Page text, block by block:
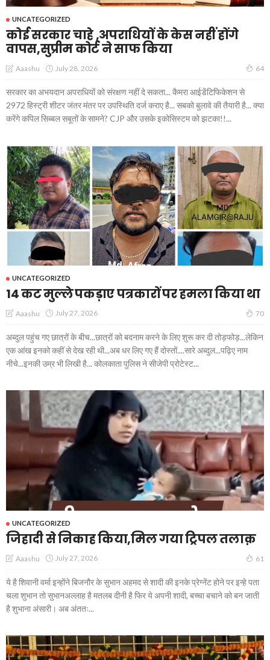
UNCATEGORIZED
कोई सरकार चाहे ,अपराधियों के केस नहीं होंगे
वापस,सुप्रीम कोर्ट ने साफ किया
Aaashu July 28, 2026 64
सरकार का अभयदान अपराधियों को संरक्षण नहीं दे सकता... कैमरा आईडेंटिफिकेशन से
2972 हिस्ट्री शीटर जंतर मंतर पर उपस्थिति दर्ज कराए है... सबको बुलावे की तैयारी है... क्या
करेंगे कपिल सिब्बल सबूतों के सामने? CJP और उसके इकोसिस्टम को झटका!!...
UNCATEGORIZED
14 कट मुल्ले पकड़ाए पत्रकारों पर हमला किया था
Aaashu July 27, 2026 70
अब्दुल पहुंच गए छात्रों के बीच...छात्रों को बदनाम करने के लिए शुरू कर दी तोड़फोड़...लेकिन
एक आंख इनको कहीं से देख रही थी...अब धर लिए गए हैं दोस्तों....सारे अब्दुल...पढ़िए नाम
नीचे...इनकी उम्र भी लिखी है... कोलकाता पुलिस ने सीजेपी प्रोटेस्ट...
UNCATEGORIZED
जिहादी से निकाह किया,मिल गया ट्रिपल तलाक़
Aaashu July 27, 2026 61
ये है शिवानी वर्मा इन्होंने बिजनौर के सुभान अहमद से शादी की इनके प्रेग्नेंट होने पर इन्हे पता
चला शुभान तो सुभानअल्लाह है मतलब दीनी है फिर ये अपनी शादी, बच्चा बचाने को बन जाती
है शुभाना अंसारी। अब अंततः...